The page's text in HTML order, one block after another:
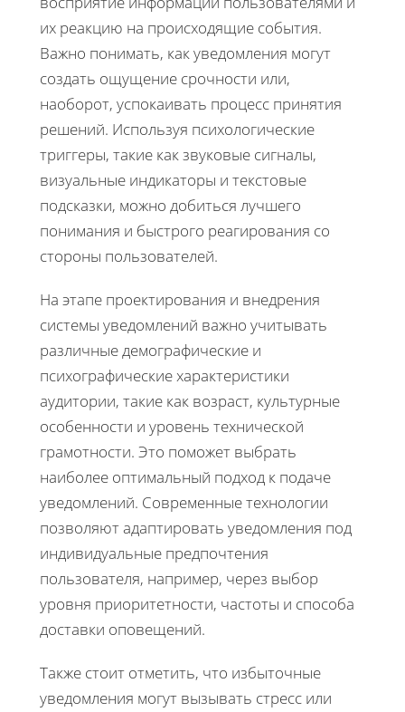
их реакцию на происходящие события.
Важно понимать, как уведомления могут
создать ощущение срочности или,
наоборот, успокаивать процесс принятия
решений. Используя психологические
триггеры, такие как звуковые сигналы,
визуальные индикаторы и текстовые
подсказки, можно добиться лучшего
понимания и быстрого реагирования со
стороны пользователей.
На этапе проектирования и внедрения
системы уведомлений важно учитывать
различные демографические и
психографические характеристики
аудитории, такие как возраст, культурные
особенности и уровень технической
грамотности. Это поможет выбрать
наиболее оптимальный подход к подаче
уведомлений. Современные технологии
позволяют адаптировать уведомления под
индивидуальные предпочтения
пользователя, например, через выбор
уровня приоритетности, частоты и способа
доставки оповещений.
Также стоит отметить, что избыточные
уведомления могут вызывать стресс или